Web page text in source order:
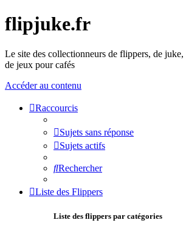
flipjuke.fr
Le site des collectionneurs de flippers, de juke,
de jeux pour cafés
Accéder au contenu
Raccourcis
Sujets sans réponse
Sujets actifs
Rechercher
Liste des Flippers
Liste des flippers par catégories